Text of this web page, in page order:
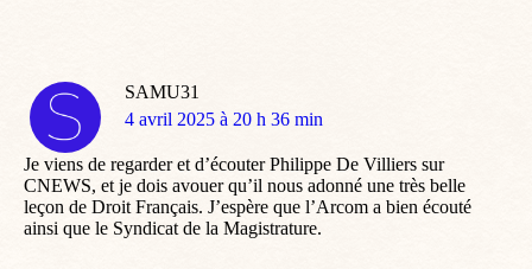
SAMU31
dit
4 avril 2025 à 20 h 36 min
Je viens de regarder et d’écouter Philippe De Villiers sur
CNEWS, et je dois avouer qu’il nous adonné une très belle
leçon de Droit Français. J’espère que l’Arcom a bien écouté
ainsi que le Syndicat de la Magistrature.